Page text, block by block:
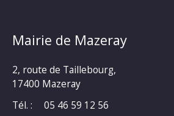
Mairie de Mazeray
2, route de Taillebourg,
17400 Mazeray
Tél. :
05 46 59 12 56